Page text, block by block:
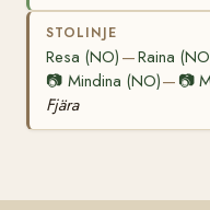
STOLINJE
Resa (NO) —Raina
📷 Mindina (NO)— 📷
Fjära